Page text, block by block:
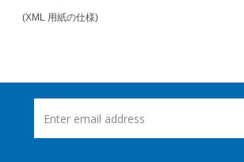
(XML 用紙の仕様)